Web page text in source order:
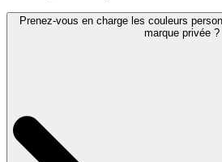
Prenez-vous en charge les couleurs
marque privée ?